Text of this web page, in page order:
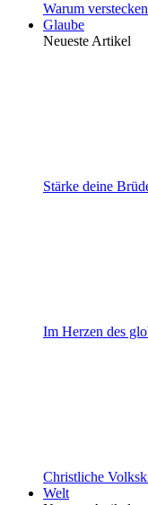
Warum
Glaube
Neueste Artikel
Stärke deine
Im Herzen des
Christliche
Welt